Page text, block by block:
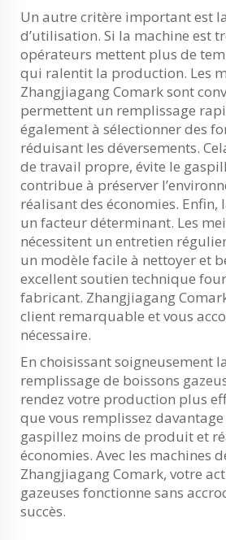
Un autre critère important est
d’utilisation. Si la machine est
opérateurs mettent plus de
qui ralentit la production. Les
Zhangjiagang Comark sont
permettent un remplissage
également à sélectionner des
réduisant les déversements.
de travail propre, évite le
contribue à préserver
réalisant des économies. Enfin,
un facteur déterminant. Les
nécessitent un entretien
un modèle facile à nettoyer et
excellent soutien technique
fabricant. Zhangjiagang
client remarquable et vous
nécessaire.
En choisissant soigneusement
remplissage de boissons
rendez votre production plus
que vous remplissez
gaspillez moins de produit et
économies. Avec les machines
Zhangjiagang Comark, votre
gazeuses fonctionne sans
succès.